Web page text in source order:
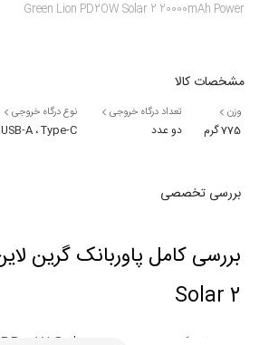
Green Lion PD2OW Solar 2 20000mAh Power
مشخصات کالا
وزن
775 گرم
تعداد درگاه خروجی
دو عدد
نوع درگاه خروجی
USB-A ، Type-C
بررسی تخصصی
Solar 2